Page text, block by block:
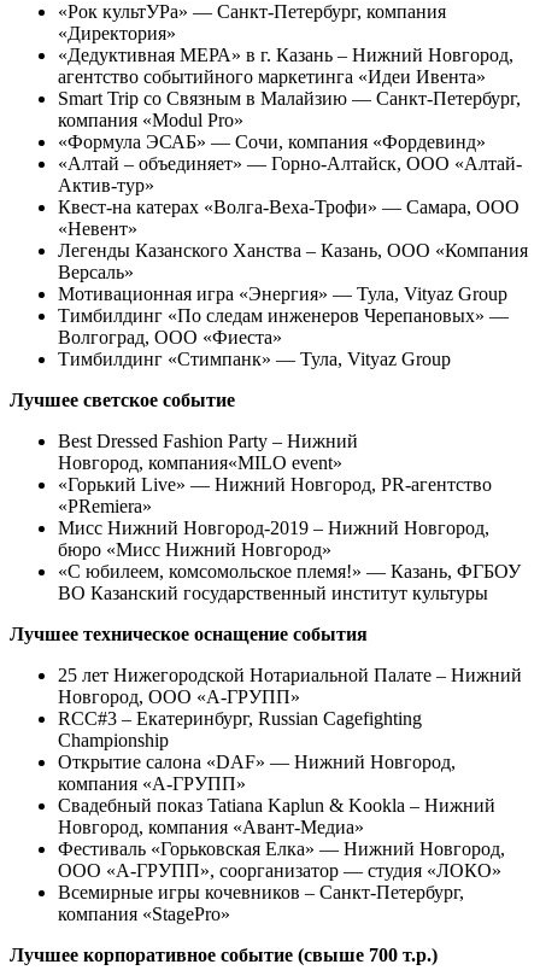
«Рок культУРа» — Санкт-Петербург, компания
«Директория»
«Дедуктивная МЕРА» в г. Казань – Нижний Новгород,
агентство событийного маркетинга «Идеи Ивента»
Smart Trip со Связным в Малайзию — Санкт-Петербург,
компания «Modul Pro»
«Формула ЭСАБ» — Сочи, компания «Фордевинд»
«Алтай – объединяет» — Горно-Алтайск, ООО «Алтай-
Актив-тур»
Квест-на катерах «Волга-Веха-Трофи» — Самара, ООО
«Невент»
Легенды Казанского Ханства – Казань, ООО «Компания
Версаль»
Мотивационная игра «Энергия» — Тула, Vityaz Group
Тимбилдинг «По следам инженеров Черепановых» —
Волгоград, ООО «Фиеста»
Тимбилдинг «Стимпанк» — Тула, Vityaz Group
Лучшее светское событие
Best Dressed Fashion Party – Нижний
Новгород, компания«MILO event»
«Горький Live» — Нижний Новгород, PR-агентство
«PRemiera»
Мисс Нижний Новгород-2019 – Нижний Новгород,
бюро «Мисс Нижний Новгород»
«С юбилеем, комсомольское племя!» — Казань, ФГБОУ
ВО Казанский государственный институт культуры
Лучшее техническое оснащение события
25 лет Нижегородской Нотариальной Палате – Нижний
Новгород, ООО «А-ГРУПП»
RCC#3 – Екатеринбург, Russian Cagefighting
Championship
Открытие салона «DAF» — Нижний Новгород,
компания «А-ГРУПП»
Свадебный показ Tatiana Kaplun & Kookla – Нижний
Новгород, компания «Авант-Медиа»
Фестиваль «Горьковская Елка» — Нижний Новгород,
ООО «А-ГРУПП», соорганизатор — студия «ЛОКО»
Всемирные игры кочевников – Санкт-Петербург,
компания «StagePro»
Лучшее корпоративное событие (свыше 700 т.р.)